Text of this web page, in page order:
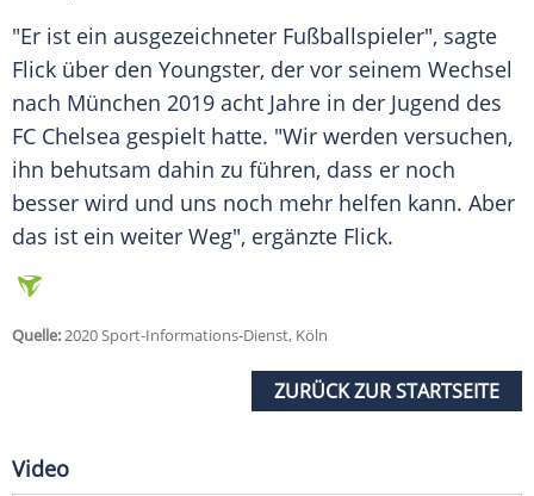
"Er ist ein ausgezeichneter Fußballspieler", sagte
Flick über den Youngster, der vor seinem Wechsel
nach München 2019 acht Jahre in der Jugend des
FC Chelsea gespielt hatte. "Wir werden versuchen,
ihn behutsam dahin zu führen, dass er noch
besser wird und uns noch mehr helfen kann. Aber
das ist ein weiter Weg", ergänzte Flick.
Quelle:2020 Sport-Informations-Dienst, Köln
ZURÜCK ZUR STARTSEITE
Video